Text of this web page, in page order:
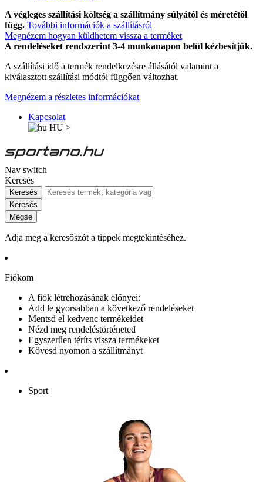
A végleges szállítási költség a szállítmány súlyától és méretétől
függ. További információk a szállításról
Megnézem hogyan küldhetem vissza a terméket
A rendeléseket rendszerint 3-4 munkanapon belül kézbesítjük.
A szállítási idő a termék rendelkezésre állásától valamint a
kiválasztott szállítási módtól függően változhat.
Megnézem a részletes információkat
Kapcsolat
HU >
Nav switch
Keresés
Keresés
Keresés
Mégse
Adja meg a keresőszót a tippek megtekintéséhez.
Fiókom
A fiók létrehozásának előnyei:
Add le gyorsabban a következő rendeléseket
Mentsd el kedvenc termékeidet
Nézd meg rendeléstörténeted
Egyszerűen téríts vissza termékeket
Kövesd nyomon a szállítmányt
Sport